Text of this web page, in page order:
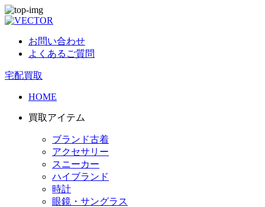
お問い合わせ
よくあるご質問
宅配買取
HOME
買取アイテム
ブランド古着
アクセサリー
スニーカー
ハイブランド
時計
眼鏡・サングラス